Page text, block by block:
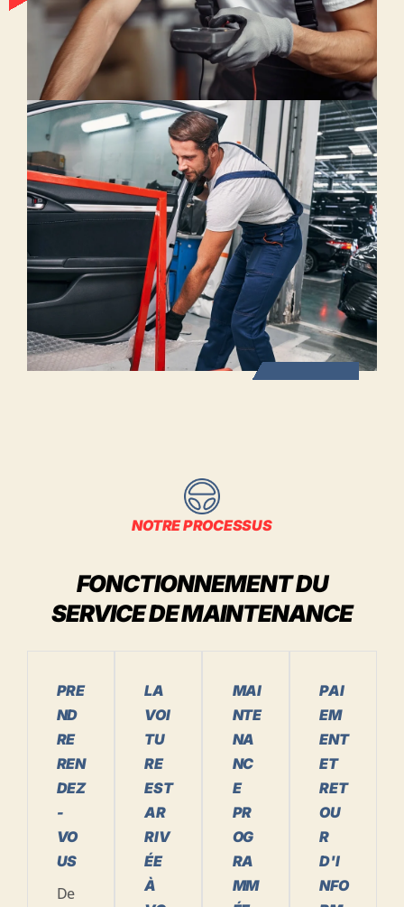
NOTRE PROCESSUS
FONCTIONNEMENT DU
SERVICE DE MAINTENANCE
PRE
ND
RE
REN
DEZ
-
VO
US
De
LA
VOI
TU
RE
EST
AR
RIV
ÉE
À
MAI
NTE
NA
NC
E
PR
OG
RA
MM
PAI
EM
ENT
ET
RET
OU
R
D'I
NFO